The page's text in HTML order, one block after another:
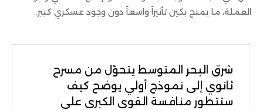
العملة، ما يمنح بكين تأثيراً واسعاً دون وجود عسكري كبير.
شرق البحر المتوسط يتحوّل من مسرح
ثانوي إلى نموذج أولي يوضح كيف
ستتطور منافسة القوى الكبرى على